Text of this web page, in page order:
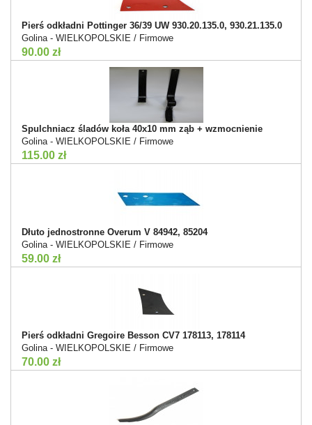
Pierś odkładni Pottinger 36/39 UW 930.20.135.0, 930.21.135.0
Golina - WIELKOPOLSKIE / Firmowe
90.00 zł
Spulchniacz śladów koła 40x10 mm ząb + wzmocnienie
Golina - WIELKOPOLSKIE / Firmowe
115.00 zł
Dłuto jednostronne Overum V 84942, 85204
Golina - WIELKOPOLSKIE / Firmowe
59.00 zł
Pierś odkładni Gregoire Besson CV7 178113, 178114
Golina - WIELKOPOLSKIE / Firmowe
70.00 zł